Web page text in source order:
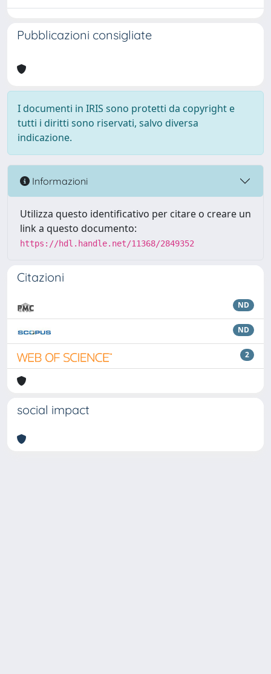
Pubblicazioni consigliate
I documenti in IRIS sono protetti da copyright e
tutti i diritti sono riservati, salvo diversa
indicazione.
Informazioni
Utilizza questo identificativo per citare o creare un
link a questo documento:
https://hdl.handle.net/11368/2849352
Citazioni
ND
ND
2
social impact